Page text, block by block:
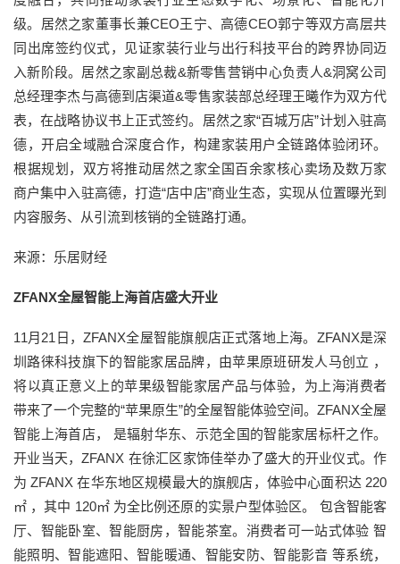
级。居然之家董事长兼CEO王宁、高德CEO郭宁等双方高层共
同出席签约仪式，见证家装行业与出行科技平台的跨界协同迈
入新阶段。居然之家副总裁&新零售营销中心负责人&洞窝公司
总经理李杰与高德到店渠道&零售家装部总经理王曦作为双方代
表，在战略协议书上正式签约。居然之家“百城万店”计划入驻高
德，开启全域融合深度合作，构建家装用户全链路体验闭环。
根据规划，双方将推动居然之家全国百余家核心卖场及数万家
商户集中入驻高德，打造“店中店”商业生态，实现从位置曝光到
内容服务、从引流到核销的全链路打通。
来源：乐居财经
ZFANX全屋智能上海首店盛大开业
11月21日，ZFANX全屋智能旗舰店正式落地上海。ZFANX是深
圳路徕科技旗下的智能家居品牌，由苹果原班研发人马创立 ，
将以真正意义上的苹果级智能家居产品与体验，为上海消费者
带来了一个完整的“苹果原生”的全屋智能体验空间。ZFANX全屋
智能上海首店， 是辐射华东、示范全国的智能家居标杆之作。
开业当天，ZFANX 在徐汇区家饰佳举办了盛大的开业仪式。作
为 ZFANX 在华东地区规模最大的旗舰店，体验中心面积达 220
㎡ ，其中 120㎡ 为全比例还原的实景户型体验区。 包含智能客
厅、智能卧室、智能厨房，智能茶室。消费者可一站式体验 智
能照明、智能遮阳、智能暖通、智能安防、智能影音 等系统，